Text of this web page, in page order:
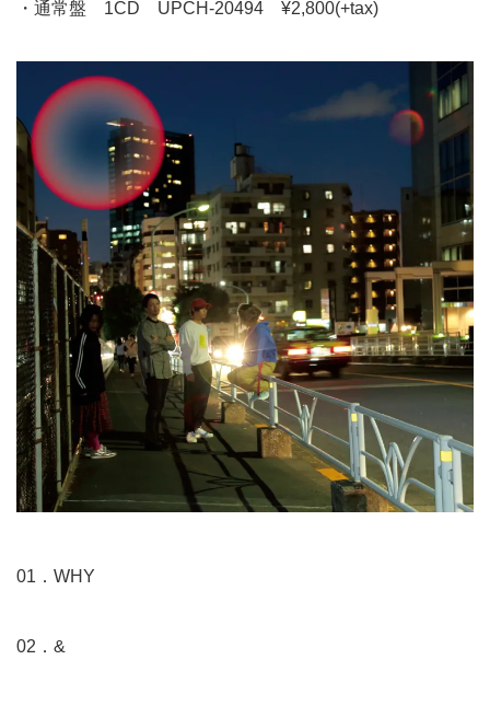
・通常盤 1CD UPCH-20494 ¥2,800(+tax)
01．WHY
02．&